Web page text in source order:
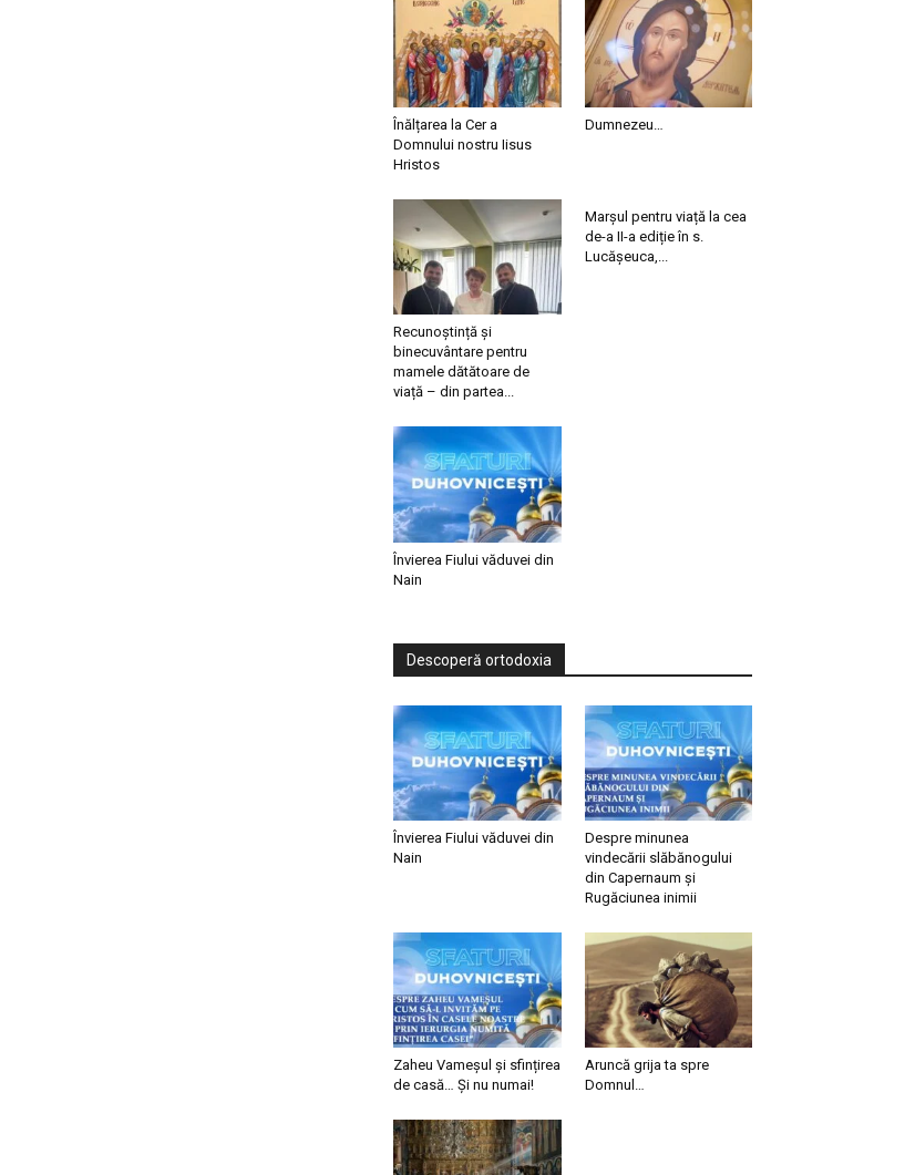
Înălțarea la Cer a
Domnului nostru Iisus
Hristos
Dumnezeu…
Recunoștință și
binecuvântare pentru
mamele dătătoare de
viață – din partea...
Marșul pentru viață la cea
de-a II-a ediție în s.
Lucășeuca,...
Învierea Fiului văduvei din
Nain
Descoperă ortodoxia
Învierea Fiului văduvei din
Nain
Despre minunea
vindecării slăbănogului
din Capernaum și
Rugăciunea inimii
Zaheu Vameșul și sfințirea
de casă… Și nu numai!
Aruncă grija ta spre
Domnul…